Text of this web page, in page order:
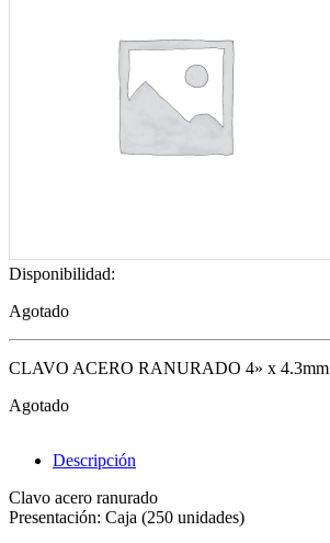
Disponibilidad:
Agotado
CLAVO ACERO RANURADO 4» x 4.3mm
Agotado
Descripción
Clavo acero ranurado
Presentación: Caja (250 unidades)